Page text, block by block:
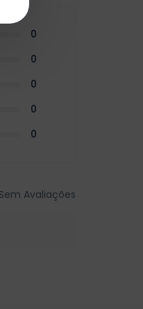
0
0
0
0
0
Sem Avaliações